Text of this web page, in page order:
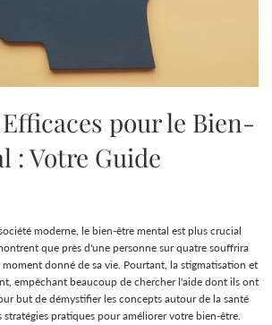
pour le Bien-
: Votre Guide
moderne, le bien-être mental est plus crucial
que près d'une personne sur quatre souffrira
donné de sa vie. Pourtant, la stigmatisation et
empêchant beaucoup de chercher l'aide dont ils ont
but de démystifier les concepts autour de la santé
pratiques pour améliorer votre bien-être.